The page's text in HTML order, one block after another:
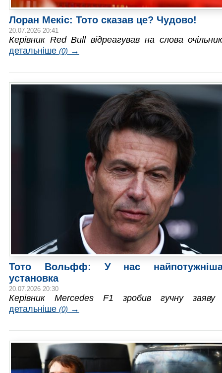
Лоран Мекіс: Тото сказав це? Чудово!
20.07.2026 20:41
Керівник Red Bull відреагував на слова
детальніше (0) →
Тото Вольфф: У нас
установка
20.07.2026 20:30
Керівник Mercedes F1 зробив гучну
детальніше (0) →